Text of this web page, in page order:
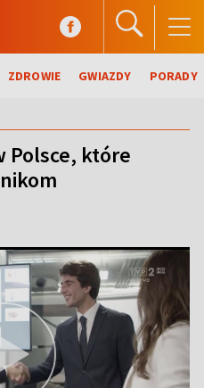
ZDROWIE GWIAZDY PORADY
Polsce, które